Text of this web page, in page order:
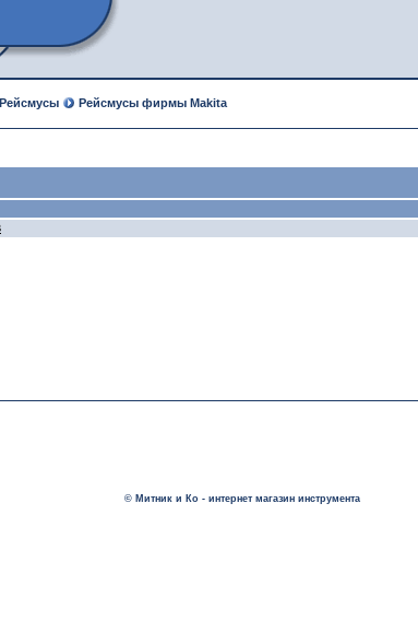
лобзики, углошлифовальные машины
Рейсмусы Рейсмусы фирмы Makita
© Митник и Ко - интернет магазин инструмента